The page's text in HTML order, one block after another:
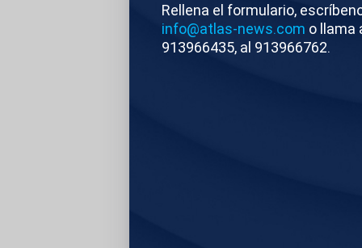
Rellena el formulario,
info@atlas-news.com o llama
913966435, al 913966762.
apertura Rough
limitada en vinilo
Richards, como
álbum contará
Winwood, Robert